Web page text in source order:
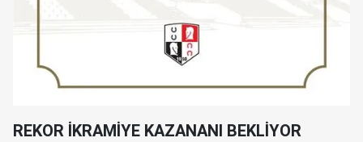
REKOR İKRAMİYE KAZANANI BEKLİYOR